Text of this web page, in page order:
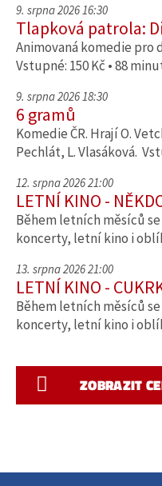
9. srpna 2026 16:30
Tlapková patrola:
Animovaná komedie pro
Vstupné: 150 Kč • 88
9. srpna 2026 18:30
6 gramů
Komedie ČR. Hrají O.
Pechlát, L. Vlasáková.
12. srpna 2026 21:00
LETNÍ KINO -
Během letních měsíců
koncerty, letní kino i
13. srpna 2026 21:00
LETNÍ KINO -
Během letních měsíců
koncerty, letní kino i
ZOBRAZIT